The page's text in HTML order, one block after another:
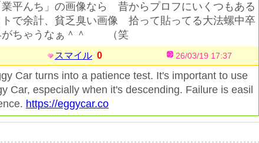
平んち」の画像なら 昔からプロフにいくつもある
で余計、貧乏臭い画像 拾って貼ってる大法螺中卒
がちゃうなぁ＾＾ （笑
スマイル 0 26/03/19 17:37
Car turns into a patience test. It's important to use
Car, especially when it's descending. Failure is easil
https://eggycar.co